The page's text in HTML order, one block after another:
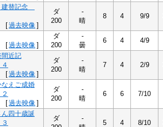
建替記念
[過去映像 ]
ダ
200
-
晴
8 4 9/9
[過去映像 ]
ダ
200
-
曇
6 4 4/9
間近記
[過去映像 ]
ダ
200
-
晴
7 4 2/9
えご成婚
[過去映像 ]
ダ
200
-
晴
6 6 7/10
四十歳誕
ダ
-
5 4 8/10